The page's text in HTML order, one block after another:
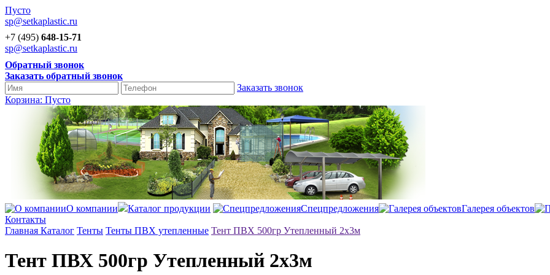
Пусто
sp@setkaplastic.ru
+7 (495) 648-15-71
sp@setkaplastic.ru
Обратный звонок
Заказать обратный звонок
Заказать звонок
Корзина: Пусто
О компании Каталог продукции Спецпредложения Галерея объектов
Контакты
Главная Каталог Тенты Тенты ПВХ утепленные Тент ПВХ 500гр Утепленный 2х3м
Тент ПВХ 500гр Утепленный 2х3м